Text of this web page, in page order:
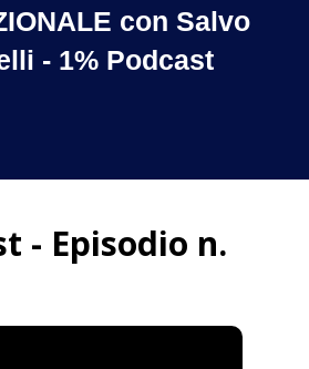
con Salvo
- 1% Podcast
- Episodio n.